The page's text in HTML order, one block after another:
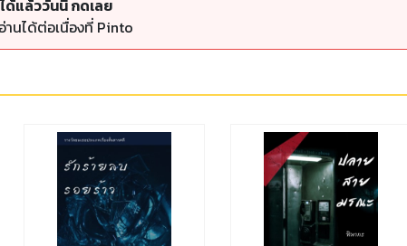
ด้แล้ววันนี้ กดเลย
นได้ต่อเนื่องที่ Pinto